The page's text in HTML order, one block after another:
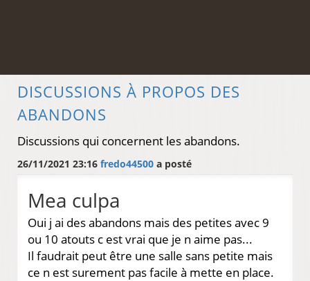
DISCUSSIONS À PROPOS DES
ABANDONS
Discussions qui concernent les abandons.
26/11/2021 23:16 fredo44500 a posté
Mea culpa
Oui j ai des abandons mais des petites avec 9
ou 10 atouts c est vrai que je n aime pas...
Il faudrait peut être une salle sans petite mais
ce n est surement pas facile à mette en place.